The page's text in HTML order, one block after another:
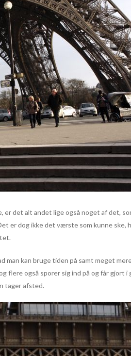
det alt andet lige også noget af det,
er dog ikke det værste som kunne
kan bruge tiden på samt meget
også sporer sig ind på og får gjort i
tager afsted.